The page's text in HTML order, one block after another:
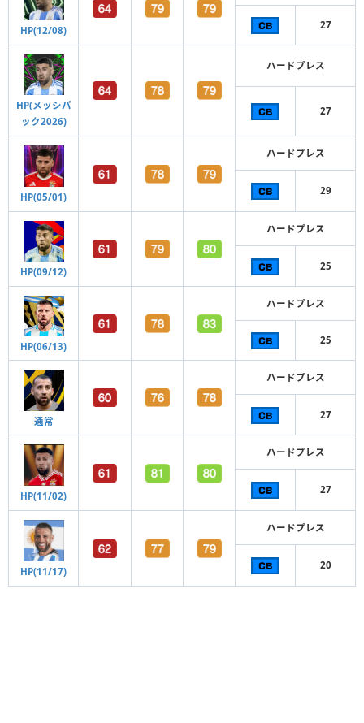
HP(12/08) 27
HP(メッシパ
ック2026)
ハードプレス
27
HP(05/01)
ハードプレス
29
HP(09/12)
ハードプレス
25
HP(06/13)
ハードプレス
25
通常
ハードプレス
27
HP(11/02)
ハードプレス
27
HP(11/17)
ハードプレス
20